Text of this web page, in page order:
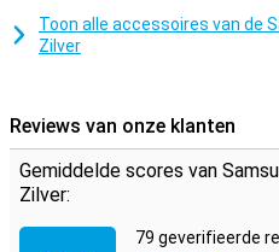
bestand tegen vallen en stoten.
voor gebruikers die
Toon alle accessoires van de
Zilver
Reviews van onze klanten
Gemiddelde scores van
Zilver:
79 geverifieerde